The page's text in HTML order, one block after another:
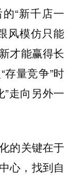
“新千店一
风模仿只能
才能赢得长
存量竞争”时
走向另外一
的关键在于
心，找到自